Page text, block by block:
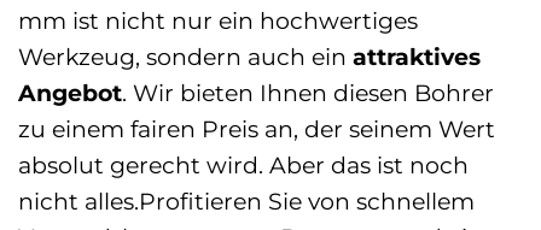
mm ist nicht nur ein hochwertiges
Werkzeug, sondern auch ein attraktives
Angebot. Wir bieten Ihnen diesen Bohrer
zu einem fairen Preis an, der seinem Wert
absolut gerecht wird. Aber das ist noch
nicht alles.Profitieren Sie von schnellem